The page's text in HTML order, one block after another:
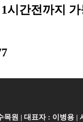
시간전까지
목원 | 대표자 : 이병용 |